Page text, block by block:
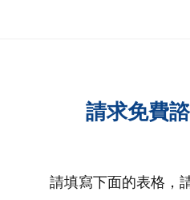
請求免費
請填寫下面的表格，